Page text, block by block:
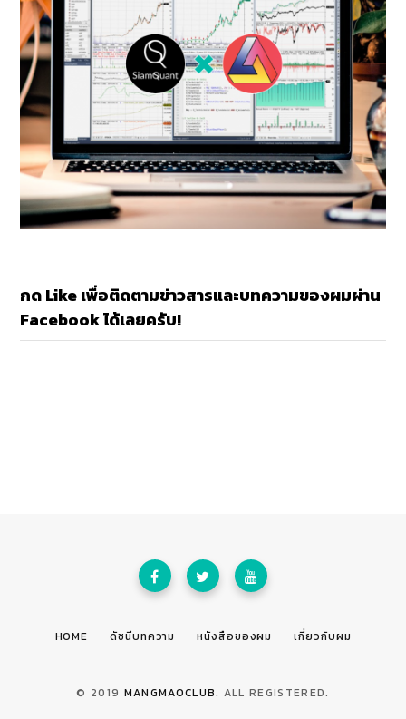
กด Like เพื่อติดตามข่าวสารและบทความของผมผ่าน
Facebook ได้เลยครับ!
HOME ดัชนีบทความ หนังสือของผม เกี่ยวกับผม
© 2019 MANGMAOCLUB. ALL REGISTERED.